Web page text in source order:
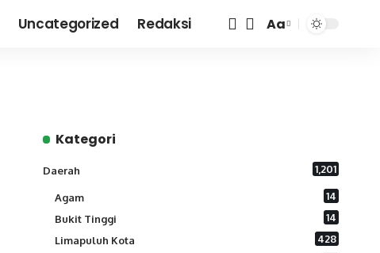
Uncategorized Redaksi
Font
Aa
Kategori
Daerah 1,201
Agam
14
Bukit Tinggi
14
Limapuluh Kota
428